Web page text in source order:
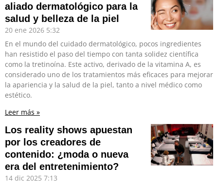
aliado dermatológico para la
salud y belleza de la piel
20 ene 2026 5:32
En el mundo del cuidado dermatológico, pocos ingredientes
han resistido el paso del tiempo con tanta solidez científica
como la tretinoína. Este activo, derivado de la vitamina A, es
considerado uno de los tratamientos más eficaces para mejorar
la apariencia y la salud de la piel, tanto a nivel médico como
estético.
Leer más »
Los reality shows apuestan
por los creadores de
contenido: ¿moda o nueva
era del entretenimiento?
14 dic 2025 7:13